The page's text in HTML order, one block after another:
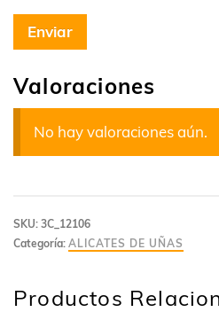
Valoraciones
No hay valoraciones aún.
SKU: 3C_12106
Categoría: ALICATES DE UÑAS
Productos